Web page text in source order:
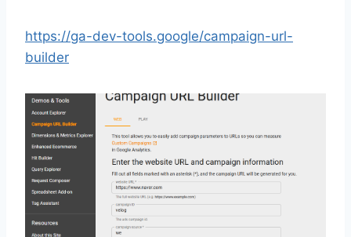
https://ga-dev-tools.google/campaign-url-
builder